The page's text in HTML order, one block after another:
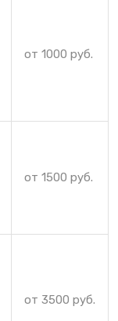
от 1000 руб.
от 1500 руб.
от 3500 руб.